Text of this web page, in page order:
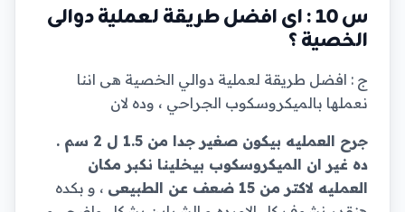
س 10 : اى افضل طريقة لعملية دوالى
الخصية ؟
ج : افضل طريقة لعملية دوالي الخصية هى اننا
نعملها بالميكروسكوب الجراحي ، وده لان
جرح العمليه بيكون صغير جدا من 1.5 ل 2 سم .
ده غير ان الميكروسكوب بيخلينا نكبر مكان
العمليه لاكتر من 15 ضعف عن الطبيعى
، و بكده